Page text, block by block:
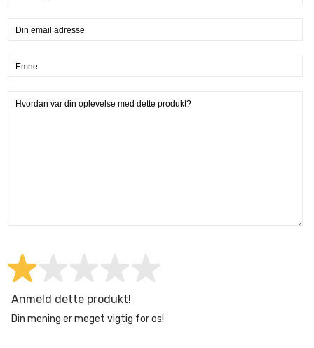
Anmeld dette produkt!
Din mening er meget vigtig for os!